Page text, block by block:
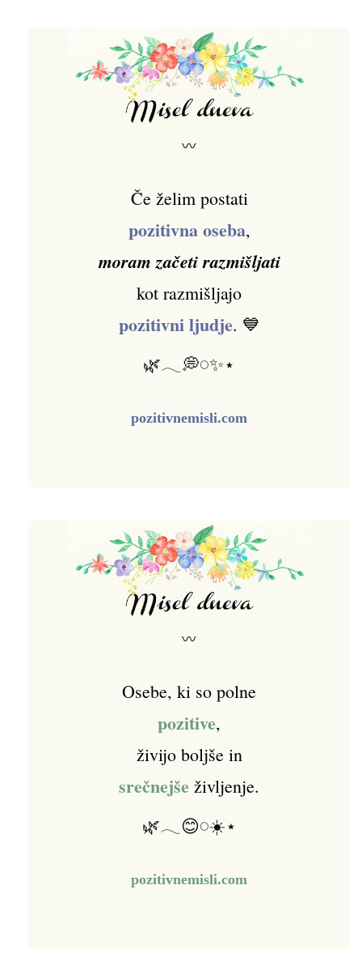
〰
Če želim postati
pozitivna oseba,
moram začeti razmišljati
kot razmišljajo
pozitivni ljudje. 💙
🌿𓂃💭𓏸✨⋆
pozitivnemisli.com
〰
Osebe, ki so polne
pozitive,
živijo boljše in
srečnejše življenje.
🌿𓂃😊𓏸☀️⋆
pozitivnemisli.com